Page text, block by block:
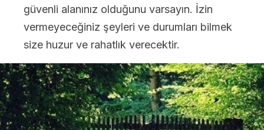
güvenli alanınız olduğunu varsayın. İzin
vermeyeceğiniz şeyleri ve durumları bilmek
size huzur ve rahatlık verecektir.